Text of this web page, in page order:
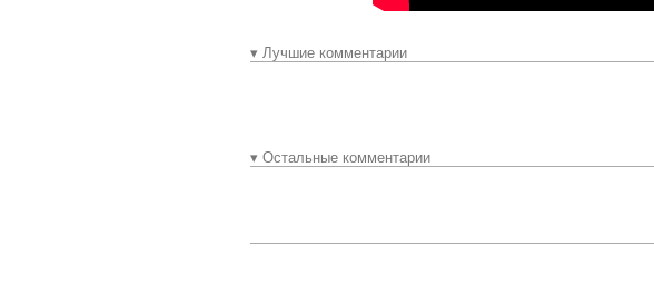
▾ Лучшие комментарии
▾ Остальные комментарии